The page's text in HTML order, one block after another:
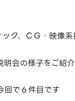
ク、ＣＧ・映像系
会の様子をご紹介
回で６件目です